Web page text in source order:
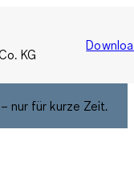
KG
nur für kurze Zeit.